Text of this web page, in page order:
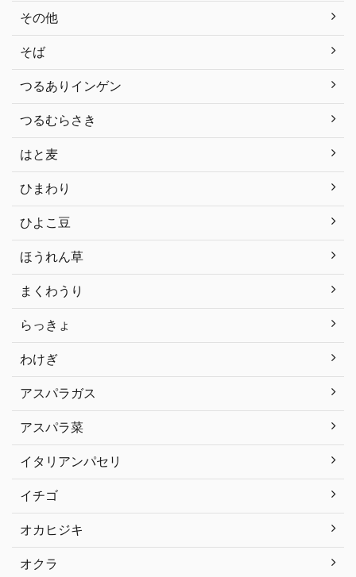
その他
そば
つるありインゲン
つるむらさき
はと麦
ひまわり
ひよこ豆
ほうれん草
まくわうり
らっきょ
わけぎ
アスパラガス
アスパラ菜
イタリアンパセリ
イチゴ
オカヒジキ
オクラ